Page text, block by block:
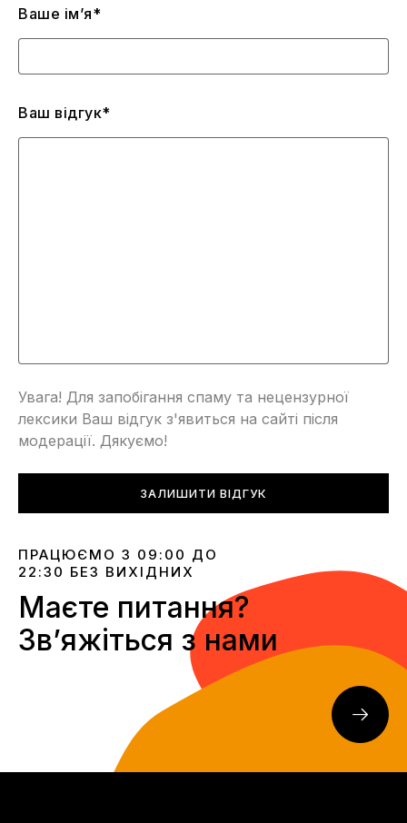
Ваше ім’я*
Ваш відгук*
Увага! Для запобігання спаму та нецензурної
лексики Ваш відгук з'явиться на сайті після
модерації. Дякуємо!
ЗАЛИШИТИ ВІДГУК
ПРАЦЮЄМО З 09:00 ДО
22:30 БЕЗ ВИХІДНИХ
Маєте питання?
Звʼяжіться з нами